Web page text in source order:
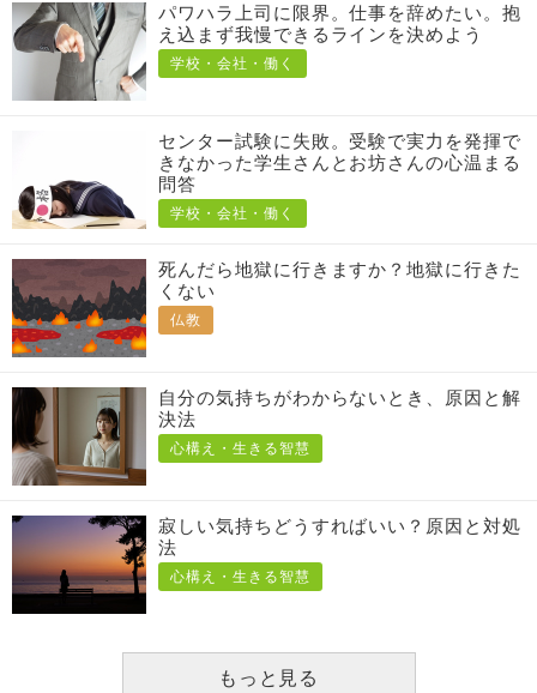
パワハラ上司に限界。仕事を辞めたい。抱
え込まず我慢できるラインを決めよう
学校・会社・働く
センター試験に失敗。受験で実力を発揮で
きなかった学生さんとお坊さんの心温まる
問答
学校・会社・働く
死んだら地獄に行きますか？地獄に行きた
くない
仏教
自分の気持ちがわからないとき、原因と解
決法
心構え・生きる智慧
寂しい気持ちどうすればいい？原因と対処
法
心構え・生きる智慧
もっと見る